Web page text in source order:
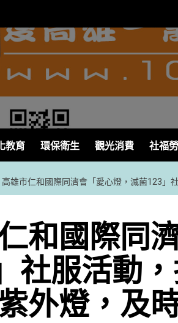
教育 環保衛生 觀光消費 社福
高雄市仁和國際同濟會「愛心燈，滅菌123」
和國際同
社服活動
外燈，及